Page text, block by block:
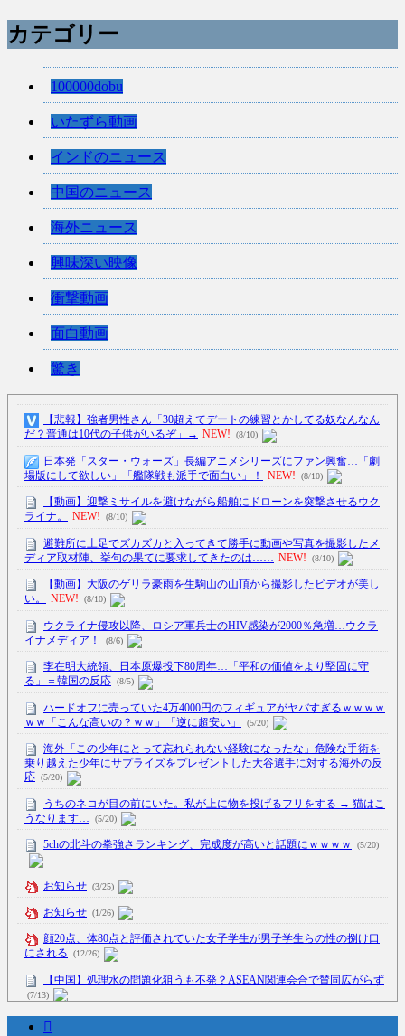
カテゴリー
100000dobu
いたずら動画
インドのニュース
中国のニュース
海外ニュース
興味深い映像
衝撃動画
面白動画
驚き
【悲報】強者男性さん「30超えてデートの練習とかしてる奴なんなん
だ？普通は10代の子供がいるぞ」→ NEW! (8/10)
日本発「スター・ウォーズ」長編アニメシリーズにファン興奮…「劇
場版にして欲しい」「艦隊戦も派手で面白い」！
NEW! (8/10)
【動画】迎撃ミサイルを避けながら船舶にドローンを突撃させるウク
ライナ。
NEW! (8/10)
避難所に土足でズカズカと入ってきて勝手に動画や写真を撮影したメ
ディア取材陣、挙句の果てに要求してきたのは…… NEW! (8/10)
【動画】大阪のゲリラ豪雨を生駒山の山頂から撮影したビデオが美し
い。
NEW! (8/10)
ウクライナ侵攻以降、ロシア軍兵士のHIV感染が2000％急増…ウクラ
イナメディア！
(8/6)
李在明大統領、日本原爆投下80周年…「平和の価値をより堅固に守
る」＝韓国の反応 (8/5)
ハードオフに売っていた4万4000円のフィギュアがヤバすぎるｗｗｗｗ
ｗｗ「こんな高いの？ｗｗ」「逆に超安い」
(5/20)
海外「この少年にとって忘れられない経験になったな」危険な手術を
乗り越えた少年にサプライズをプレゼントした大谷選手に対する海外の反
応 (5/20)
うちのネコが目の前にいた。私が上に物を投げるフリをする → 猫はこ
うなります…
(5/20)
5chの北斗の拳強さランキング、完成度が高いと話題にｗｗｗｗ (5/20)
お知らせ (3/25)
お知らせ (1/26)
顔20点、体80点と評価されていた女子学生が男子学生らの性の捌け口
にされる
(12/26)
【中国】処理水の問題化狙うも不発？ASEAN関連会合で賛同広がらず
(7/13)